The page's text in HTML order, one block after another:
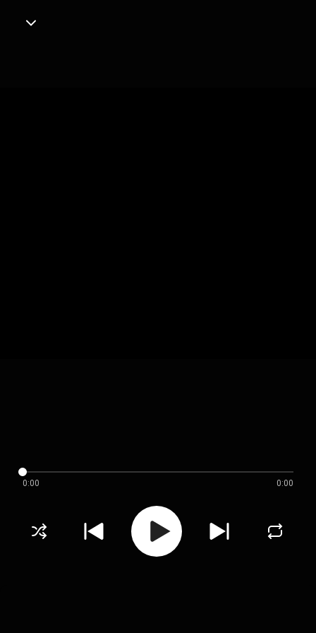
0:00 0:00